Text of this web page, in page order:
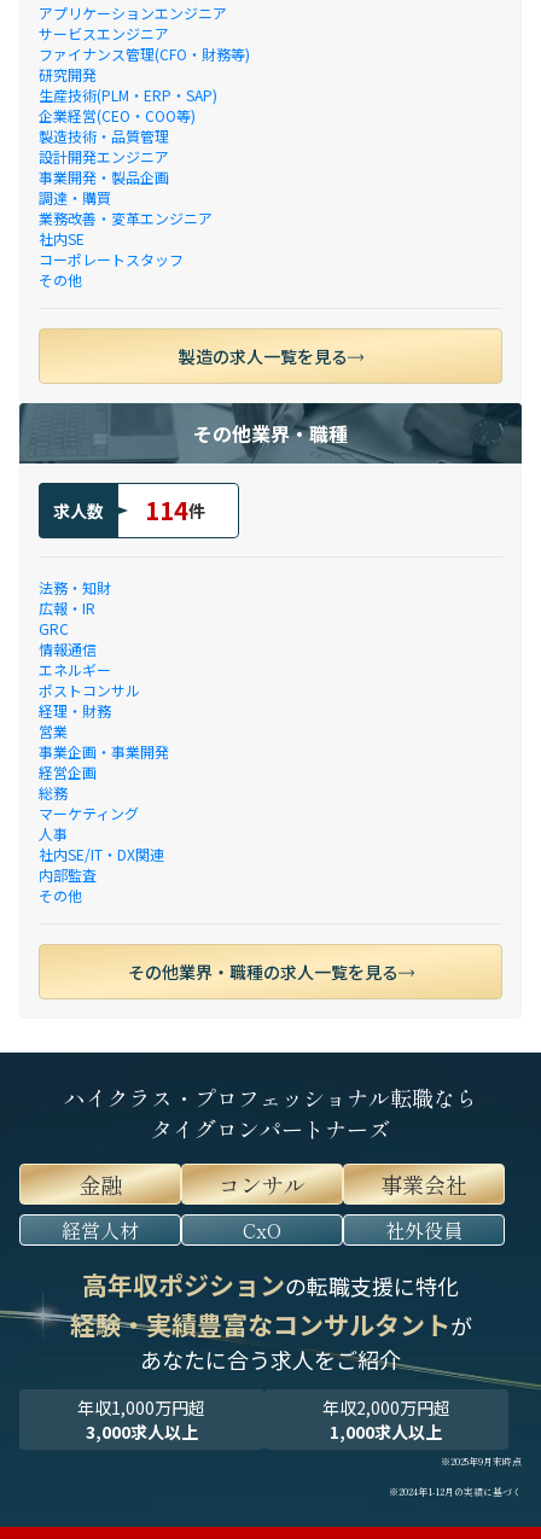
アプリケーションエンジニア
サービスエンジニア
ファイナンス管理(CFO・財務等)
研究開発
生産技術(PLM・ERP・SAP)
企業経営(CEO・COO等)
製造技術・品質管理
設計開発エンジニア
事業開発・製品企画
調達・購買
業務改善・変革エンジニア
社内SE
コーポレートスタッフ
その他
製造の求人一覧を見る
その他業界・職種
求人数 114件
法務・知財
広報・IR
GRC
情報通信
エネルギー
ポストコンサル
経理・財務
営業
事業企画・事業開発
経営企画
総務
マーケティング
人事
社内SE/IT・DX関連
内部監査
その他
その他業界・職種の求人一覧を見る
ハイクラス・プロフェッショナル転職なら
タイグロンパートナーズ
金融
コンサル 事業会社
経営人材 CxO 社外役員
高年収ポジションの転職支援に特化
経験・実績豊富なコンサルタントが
あなたに合う求人をご紹介
年収1,000万円超
3,000求人以上
年収2,000万円超
1,000求人以上
※2025年9月末時点
※2024年1-12月の実績に基づく